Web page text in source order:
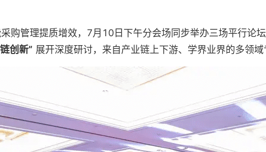
购管理提质增效，7月10日下午分会场同步举办三场平行论
创新” 展开深度研讨，来自产业链上下游、学界业界的多领